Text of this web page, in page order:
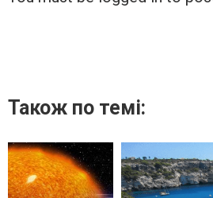
Також по темі: